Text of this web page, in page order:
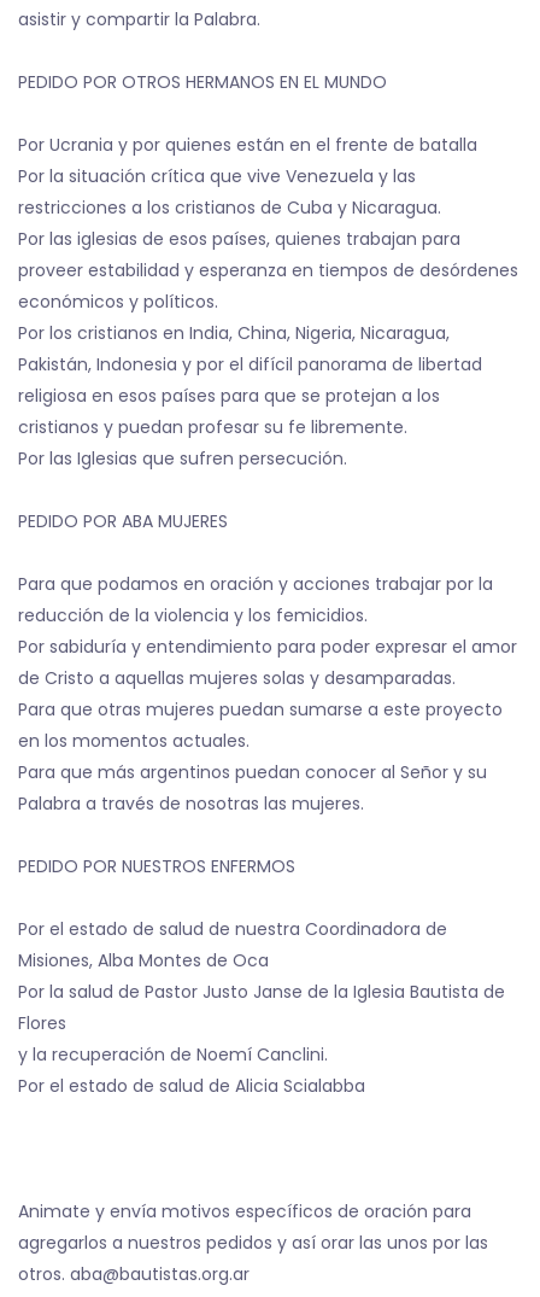
asistir y compartir la Palabra.
PEDIDO POR OTROS HERMANOS EN EL MUNDO
Por Ucrania y por quienes están en el frente de batalla
Por la situación crítica que vive Venezuela y las
restricciones a los cristianos de Cuba y Nicaragua.
Por las iglesias de esos países, quienes trabajan para
proveer estabilidad y esperanza en tiempos de desórdenes
económicos y políticos.
Por los cristianos en India, China, Nigeria, Nicaragua,
Pakistán, Indonesia y por el difícil panorama de libertad
religiosa en esos países para que se protejan a los
cristianos y puedan profesar su fe libremente.
Por las Iglesias que sufren persecución.
PEDIDO POR ABA MUJERES
Para que podamos en oración y acciones trabajar por la
reducción de la violencia y los femicidios.
Por sabiduría y entendimiento para poder expresar el amor
de Cristo a aquellas mujeres solas y desamparadas.
Para que otras mujeres puedan sumarse a este proyecto
en los momentos actuales.
Para que más argentinos puedan conocer al Señor y su
Palabra a través de nosotras las mujeres.
PEDIDO POR NUESTROS ENFERMOS
Por el estado de salud de nuestra Coordinadora de
Misiones, Alba Montes de Oca
Por la salud de Pastor Justo Janse de la Iglesia Bautista de
Flores
y la recuperación de Noemí Canclini.
Por el estado de salud de Alicia Scialabba
Animate y envía motivos específicos de oración para
agregarlos a nuestros pedidos y así orar las unos por las
otros. aba@bautistas.org.ar